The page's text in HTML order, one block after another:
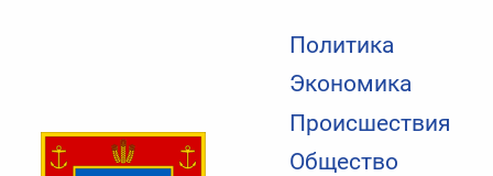
Политика
Экономика
Происшествия
Общество